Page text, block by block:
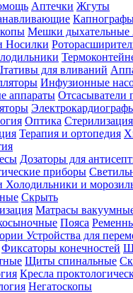
Аптечки Жгуты
Мешки дыхательные
Носилки
для вливаний
Инфузионные
аппараты Отсасыватели
Оптика
Терапия и ортопедия
Дозаторы для
приборы
Холодильники и
Скрыть
Матрасы
Пояса
Устройства для
Фиксаторы конечностей
Щиты спинальные
Кресла
Негатоскопы